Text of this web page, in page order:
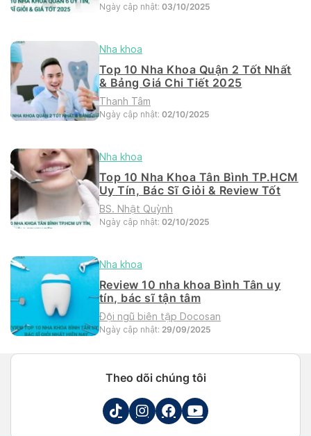
Ngày cập nhật: 03/10/2025
Nha khoa
Top 10 Nha Khoa Quận 2 Tốt Nhất
& Bảng Giá Chi Tiết 2025
Thanh Tâm
Ngày cập nhật: 02/10/2025
Nha khoa
Top 10 Nha Khoa Tân Bình TP.HCM
Uy Tín, Bác Sĩ Giỏi & Review Tốt
BS. Nhật Quỳnh
Ngày cập nhật: 02/10/2025
Nha khoa
Review 10 nha khoa Bình Tân uy
tín, bác sĩ tận tâm
Đội ngũ biên tập Docosan
Ngày cập nhật: 29/09/2025
Theo dõi chúng tôi